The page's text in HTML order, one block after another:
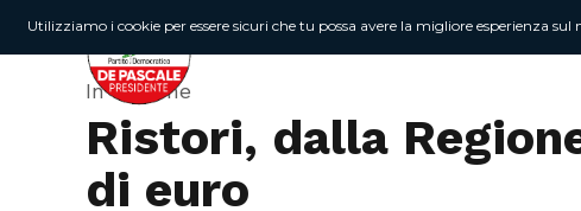
In Regione
Ristori, dalla
di euro
Utilizziamo i cookie per essere sicuri che tu possa avere la migliore esperienza